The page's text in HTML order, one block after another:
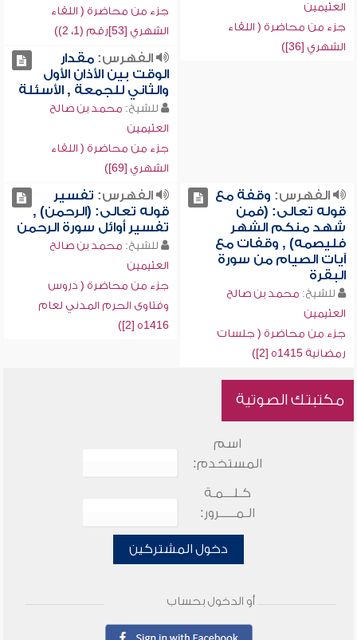
العثيمين
جزء من محاضرة ( اللقاء
الشهري [36])
جزء من محاضرة ( اللقاء
الشهري [53]رقم (1، 2))
الفهرس:مقدار
الوقت بين الأذان الأول
والثاني للجمعة , الأسئلة
للشيخ: محمد بن صالح
العثيمين
جزء من محاضرة ( اللقاء
الشهري [69])
الفهرس: وقفة مع
قوله تعالى: (فمن
شهد منكم الشهر
فليصمه) , وقفات مع
آيات الصيام من سورة
البقرة
للشيخ: محمد بن صالح
العثيمين
جزء من محاضرة ( جلسات
رمضانية 1415ه [2])
الفهرس: تفسير
قوله تعالى: (الرحمن) ,
تفسير أوائل سورة الرحمن
للشيخ: محمد بن صالح
العثيمين
جزء من محاضرة ( دروس
وفتاوى الحرم المدني لعام
1416ه [2])
مكتبتك الصوتية
اسم
المستخدم:
كـلـــمـة
الـمـــــرور:
دخول المشتركين
أو الدخول بحساب